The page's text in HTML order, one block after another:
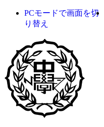
PCモードで画面を切
り替え